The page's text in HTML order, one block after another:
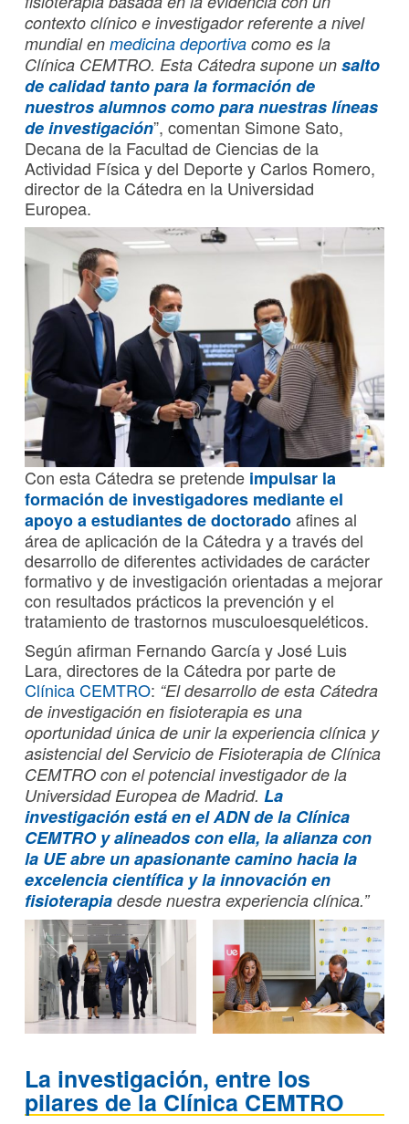
contexto clínico e investigador referente a nivel
mundial en medicina deportiva como es la
Clínica CEMTRO. Esta Cátedra supone un salto
de calidad tanto para la formación de
nuestros alumnos como para nuestras líneas
de investigación”, comentan Simone Sato,
Decana de la Facultad de Ciencias de la
Actividad Física y del Deporte y Carlos Romero,
director de la Cátedra en la Universidad
Europea.
Con esta Cátedra se pretende impulsar la
formación de investigadores mediante el
apoyo a estudiantes de doctoradoafines al
área de aplicación de la Cátedra y a través del
desarrollo de diferentes actividades de carácter
formativo y de investigación orientadas a mejorar
con resultados prácticos la prevención y el
tratamiento de trastornos musculoesqueléticos.
Según afirman Fernando García y José Luis
Lara, directores de la Cátedra por parte de
Clínica CEMTRO: “El desarrollo de esta Cátedra
de investigación en fisioterapia es una
oportunidad única de unir la experiencia clínica y
asistencial del Servicio de Fisioterapia de Clínica
CEMTRO con el potencial investigador de la
Universidad Europea de Madrid. La
investigación está en el ADN de la Clínica
CEMTRO y alineados con ella, la alianza con
la UE abre un apasionante camino hacia la
excelencia científica y la innovación en
fisioterapia desde nuestra experiencia clínica.”
La investigación, entre los
pilares de la Clínica CEMTRO